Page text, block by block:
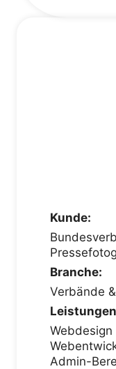
Kunde:
Branche:
Verbände
Admin-